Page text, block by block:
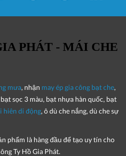
PHÁT - MÁI CHE
mưa, nhận may ép gia công bạt che,
sọc 3 màu, bạt nhựa hàn quốc, bạt
hiên di động, ô dù che nắng, dù che sự
phẩm là hàng đầu để tạo uy tín cho
Ty Hồ Gia Phát.